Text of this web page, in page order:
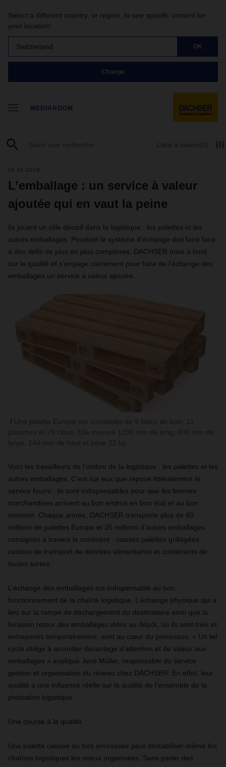
Select a different country, or region, to see specific content for
your location!
Switzerland OK
Change
MEDIAROOM
Liste à suivre(0)
28.01.2019
L’emballage : un service à valeur
ajoutée qui en vaut la peine
Ils jouent un rôle décisif dans la logistique : les palettes et les
autres emballages. Pourtant le système d’échange doit faire face
à des défis de plus en plus complexes. DACHSER mise à fond
sur la qualité et s’engage clairement pour faire de l’échange des
emballages un service à valeur ajoutée.
Voici les travailleurs de l’ombre de la logistique : les palettes et les
autres emballages. C’est sur eux que repose littéralement le
service fourni : ils sont indispensables pour que les bonnes
marchandises arrivent au bon endroit en bon état et au bon
moment. Chaque année, DACHSER transporte plus de 60
millions de palettes Europe et 25 millions d’autres emballages
consignés à travers le continent : caisses palettes grillagées,
caisses de transport de denrées alimentaires et contenants de
toutes sortes.
L’échange des emballages est indispensable au bon
fonctionnement de la chaîne logistique. L’échange physique qui a
lieu sur la rampe de déchargement du destinataire ainsi que la
livraison retour des emballages vides au dépôt, où ils sont triés et
entreposés temporairement, sont au cœur du processus. « Un tel
cycle oblige à accorder davantage d’attention et de valeur aux
emballages » explique Jens Müller, responsable du service
gestion et organisation du réseau chez DACHSER. En effet, leur
qualité a une influence réelle sur la qualité de l’ensemble de la
prestation logistique.
Une course à la qualité
Une palette cassée ou très encrassée peut déstabiliser même les
chaînes logistiques les mieux organisées. Sans parler des